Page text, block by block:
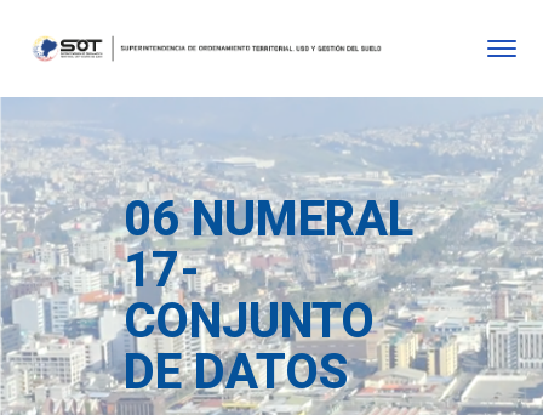
06 NUMERAL
17-
CONJUNTO
DE DATOS